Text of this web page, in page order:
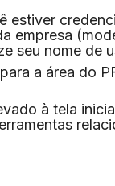
estiver
empresa
seu nome de
a área do
à tela